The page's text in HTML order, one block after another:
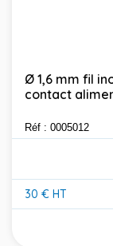
Ø 1,6 mm fil
contact
Réf : 0005012
30 € HT
Prix